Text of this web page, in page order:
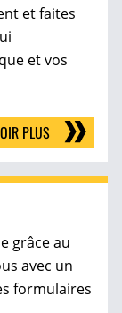
et faites
et vos
PLUS
grâce au
avec un
formulaires